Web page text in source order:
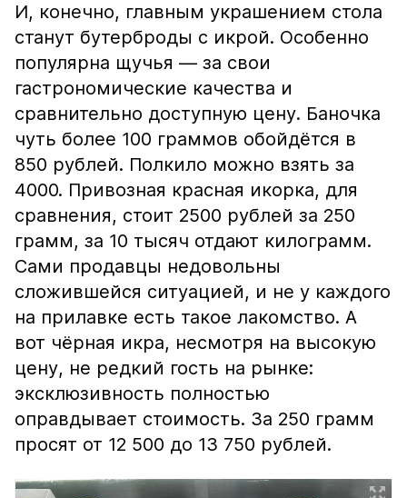
И, конечно, главным украшением стола
станут бутерброды с икрой. Особенно
популярна щучья — за свои
гастрономические качества и
сравнительно доступную цену. Баночка
чуть более 100 граммов обойдётся в
850 рублей. Полкило можно взять за
4000. Привозная красная икорка, для
сравнения, стоит 2500 рублей за 250
грамм, за 10 тысяч отдают килограмм.
Сами продавцы недовольны
сложившейся ситуацией, и не у каждого
на прилавке есть такое лакомство. А
вот чёрная икра, несмотря на высокую
цену, не редкий гость на рынке:
эксклюзивность полностью
оправдывает стоимость. За 250 грамм
просят от 12 500 до 13 750 рублей.